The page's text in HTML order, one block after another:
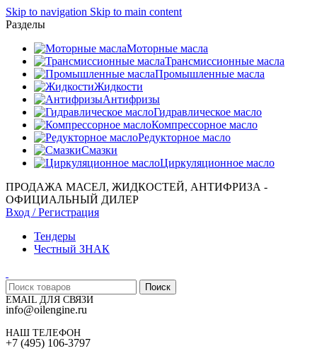
Skip to navigation Skip to main content
Разделы
Моторные масла
Трансмиссионные масла
Промышленные масла
Жидкости
Антифризы
Гидравлическое масло
Компрессорное масло
Редукторное масло
Смазки
Циркуляционное масло
ПРОДАЖА МАСЕЛ, ЖИДКОСТЕЙ, АНТИФРИЗА -
ОФИЦИАЛЬНЫЙ ДИЛЕР
Вход / Регистрация
Тендеры
Честный ЗНАК
Поиск
EMAIL ДЛЯ СВЯЗИ
info@oilengine.ru
НАШ ТЕЛЕФОН
+7 (495) 106-3797